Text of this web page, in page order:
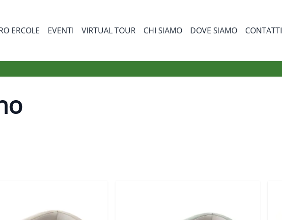
for Prodotti
ERCOLE EVENTI VIRTUAL TOUR CHI SIAMO DOVE SIAMO CONTATTI